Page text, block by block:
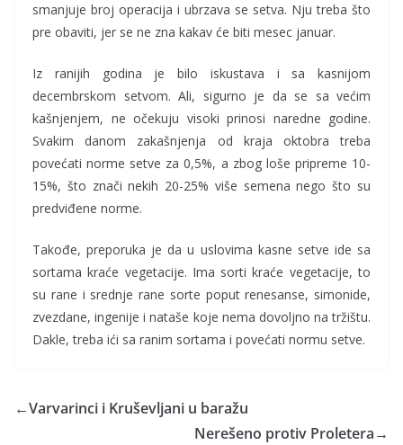
smanjuje broj operacija i ubrzava se setva. Nju treba što
pre obaviti, jer se ne zna kakav će biti mesec januar.
Iz ranijih godina je bilo iskustava i sa kasnijom
decembrskom setvom. Ali, sigurno je da se sa većim
kašnjenjem, ne očekuju visoki prinosi naredne godine.
Svakim danom zakašnjenja od kraja oktobra treba
povećati norme setve za 0,5%, a zbog loše pripreme 10-
15%, što znači nekih 20-25% više semena nego što su
predviđene norme.
Takođe, preporuka je da u uslovima kasne setve ide sa
sortama kraće vegetacije. Ima sorti kraće vegetacije, to
su rane i srednje rane sorte poput renesanse, simonide,
zvezdane, ingenije i nataše koje nema dovoljno na tržištu.
Dakle, treba ići sa ranim sortama i povećati normu setve.
←Varvarinci i Kruševljani u baražu
Nerešeno protiv Proletera→